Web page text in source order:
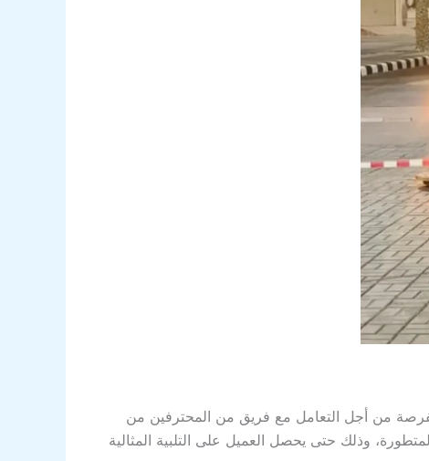
من أجل التعامل مع فريق من المحترفين من
وذلك حتى يحصل العميل على التلبية المثالية